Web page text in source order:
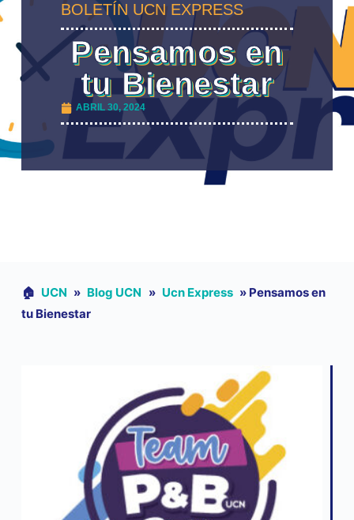
BOLETÍN UCN EXPRESS
Pensamos en
tu Bienestar
ABRIL 30, 2024
🏠︎ UCN » Blog UCN » Ucn Express » Pensamos en
tu Bienestar